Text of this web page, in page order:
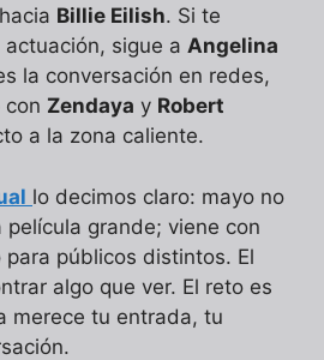
Billie Eilish. Si te
sigue a Angelina
la conversación en redes,
con Zendaya y Robert
a la zona caliente.
lo decimos claro: mayo no
película grande; viene con
públicos distintos. El
algo que ver. El reto es
merece tu entrada, tu